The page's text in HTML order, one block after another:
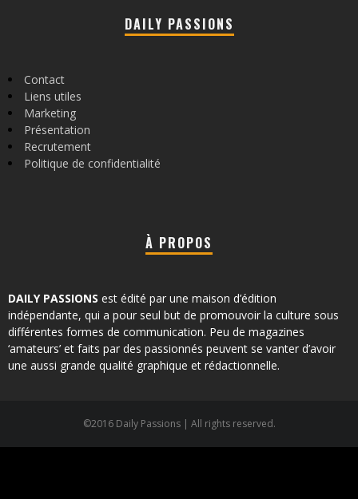
DAILY PASSIONS
Contact
Liens utiles
Marketing
Présentation
Recrutement
Politique de confidentialité
À PROPOS
DAILY PASSIONS est édité par une maison d’édition
indépendante, qui a pour seul but de promouvoir la culture sous
différentes formes de communication. Peu de magazines
‘amateurs’ et faits par des passionnés peuvent se vanter d’avoir
une aussi grande qualité graphique et rédactionnelle.
©2016 Daily Passions | All rights reserved.